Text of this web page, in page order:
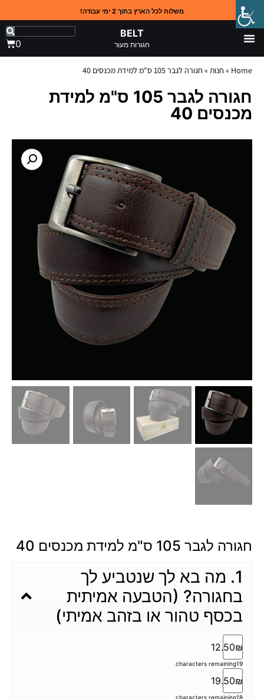
משלוח לכל הארץ בתוך 2 ימי עבודה!
BELT
חגורות מעור 0
Home
» חנות » חגורה לגבר 105 ס"מ למידת מכנסים 40
חגורה לגבר 105 ס"מ למידת
מכנסים 40
חגורה לגבר 105 ס"מ למידת מכנסים 40
1. מה בא לך שנטביע לך
בחגורה? (הטבעה אמיתית
בכסף טהור או בזהב אמיתי)
12.50₪
19
characters remaining
19.50₪
18
characters remaining